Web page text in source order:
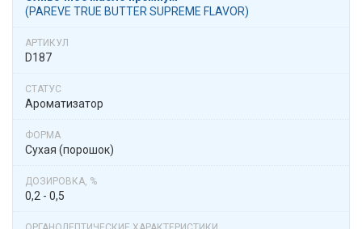
(PAREVE TRUE BUTTER SUPREME FLAVOR)
D187
Ароматизатор
Сухая (порошок)
0,2 - 0,5